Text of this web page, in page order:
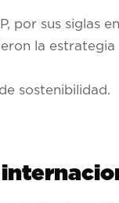
por sus siglas
la
sostenibilidad.